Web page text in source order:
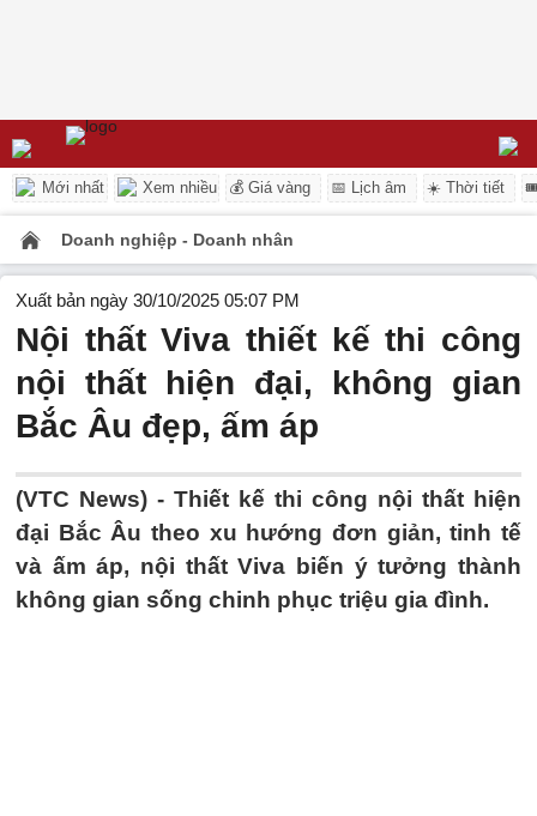
Mới nhất Xem nhiều 💰 Giá vàng 📅 Lịch âm ☀️ Thời tiết
Doanh nghiệp - Doanh nhân
Xuất bản ngày 30/10/2025 05:07 PM
Nội thất Viva thiết kế thi công
nội thất hiện đại, không gian
Bắc Âu đẹp, ấm áp
(VTC News) - Thiết kế thi công nội thất hiện
đại Bắc Âu theo xu hướng đơn giản, tinh tế
và ấm áp, nội thất Viva biến ý tưởng thành
không gian sống chinh phục triệu gia đình.